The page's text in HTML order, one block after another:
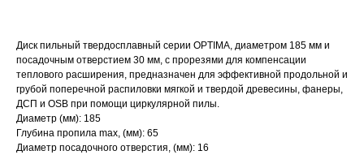
Диск пильный твердосплавный серии OPTIMA, диаметром 185 мм и
посадочным отверстием 30 мм, с прорезями для компенсации
теплового расширения, предназначен для эффективной продольной и
грубой поперечной распиловки мягкой и твердой древесины, фанеры,
ДСП и OSB при помощи циркулярной пилы.
Диаметр (мм): 185
Глубина пропила max, (мм): 65
Диаметр посадочного отверстия, (мм): 16
Северодвинск, Ломоносова 85к2
Северодвинск, Никольская 7 к.1
Ежедневно с 09:00
Пн - Пт до 19:00
Сб до 17:00
Вс до 16:00
Пн - Пт 09:00 - 19:00
Сб - Вс 10:00 - 18:00
+ 7 (8184) 50-11-21